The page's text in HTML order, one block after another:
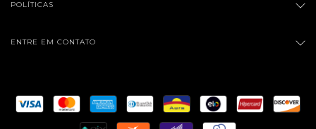
POLÍTICAS
ENTRE EM CONTATO